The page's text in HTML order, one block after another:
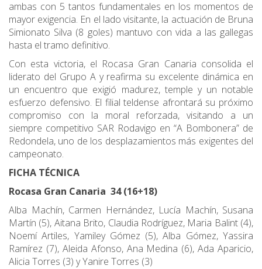
ambas con 5 tantos fundamentales en los momentos de
mayor exigencia. En el lado visitante, la actuación de Bruna
Simionato Silva (8 goles) mantuvo con vida a las gallegas
hasta el tramo definitivo.
Con esta victoria, el Rocasa Gran Canaria consolida el
liderato del Grupo A y reafirma su excelente dinámica en
un encuentro que exigió madurez, temple y un notable
esfuerzo defensivo. El filial teldense afrontará su próximo
compromiso con la moral reforzada, visitando a un
siempre competitivo SAR Rodavigo en “A Bombonera” de
Redondela, uno de los desplazamientos más exigentes del
campeonato.
FICHA TÉCNICA
Rocasa Gran Canaria 34 (16+18)
Alba Machín, Carmen Hernández, Lucía Machín, Susana
Martín (5), Aitana Brito, Claudia Rodríguez, Maria Balint (4),
Noemí Artiles, Yamiley Gómez (5), Alba Gómez, Yassira
Ramírez (7), Aleida Afonso, Ana Medina (6), Ada Aparicio,
Alicia Torres (3) y Yanire Torres (3)